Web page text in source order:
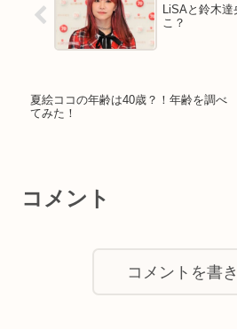
LiSAと鈴木
こ？
夏絵ココの年齢は40歳？！年齢を調べ
てみた！
コメント
コメントを書